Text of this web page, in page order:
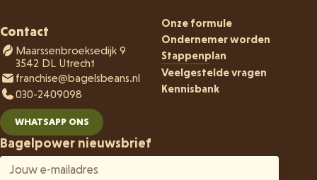
Contact
Maarssenbroeksedijk 9
3542 DL Utrecht
franchise@bagelsbeans.nl
030-2409098
WHATSAPP ONS
Onze formule
Ondernemer worden
Stappenplan
Veelgestelde vragen
Kennisbank
Bagelpower nieuwsbrief